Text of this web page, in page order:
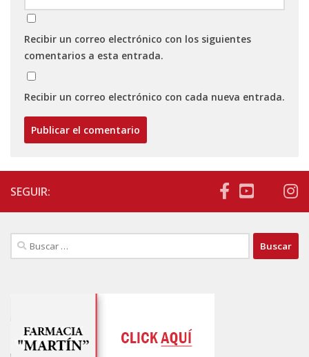
Recibir un correo electrónico con los siguientes
comentarios a esta entrada.
Recibir un correo electrónico con cada nueva entrada.
SEGUIR:
Buscar: